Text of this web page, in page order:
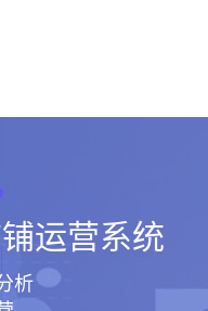
运营系统
析